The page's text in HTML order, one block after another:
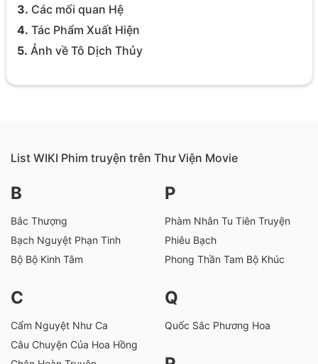
3. Các mối quan Hệ
4. Tác Phẩm Xuất Hiện
5. Ảnh về Tô Dịch Thủy
List WIKI Phim truyện trên Thư Viện Movie
B
Bắc Thượng
Bạch Nguyệt Phạn Tinh
Bộ Bộ Kinh Tâm
C
Cẩm Nguyệt Như Ca
Câu Chuyện Của Hoa Hồng
P
Phàm Nhân Tu Tiên Truyện
Phiêu Bạch
Phong Thần Tam Bộ Khúc
Q
Quốc Sắc Phương Hoa